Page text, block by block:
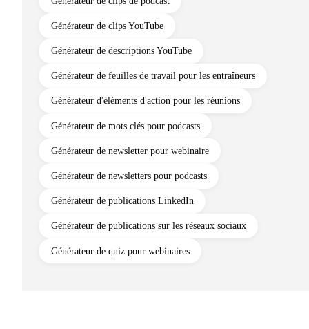
Générateur de clips de podcast
Générateur de clips YouTube
Générateur de descriptions YouTube
Générateur de feuilles de travail pour les entraîneurs
Générateur d'éléments d'action pour les réunions
Générateur de mots clés pour podcasts
Générateur de newsletter pour webinaire
Générateur de newsletters pour podcasts
Générateur de publications LinkedIn
Générateur de publications sur les réseaux sociaux
Générateur de quiz pour webinaires